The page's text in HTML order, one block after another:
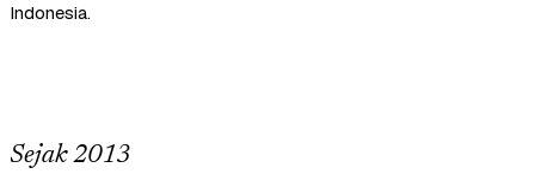
Indonesia.
Sejak 2013